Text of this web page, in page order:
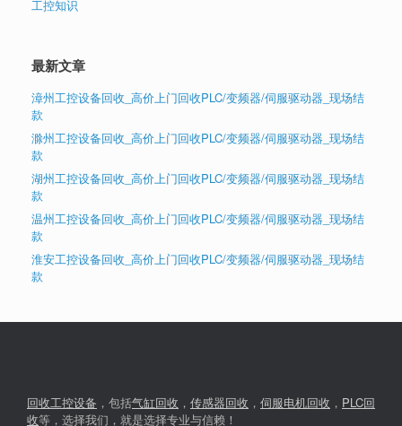
工控知识
最新文章
漳州工控设备回收_高价上门回收PLC/变频器/伺服驱动器_现场结
款
滁州工控设备回收_高价上门回收PLC/变频器/伺服驱动器_现场结
款
湖州工控设备回收_高价上门回收PLC/变频器/伺服驱动器_现场结
款
温州工控设备回收_高价上门回收PLC/变频器/伺服驱动器_现场结
款
淮安工控设备回收_高价上门回收PLC/变频器/伺服驱动器_现场结
款
回收工控设备 ，包括气缸回收 ， 传感器回收 ， 伺服电机回收 ， PLC回
收等，选择我们，就是选择专业与信赖！